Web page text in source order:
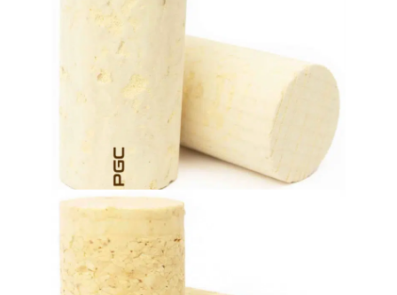
Tappi in sughero colmato
Leggero e flessibile. Un’eccellente soluzione ermetica per
vini di alta qualità con un’invecchiamento della bottiglia
fino a 60 mesi.